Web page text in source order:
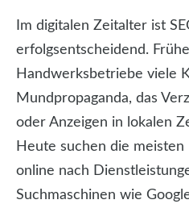
Im digitalen Zeitalter ist
erfolgsentscheidend.
Handwerksbetriebe viele
Mundpropaganda, das
oder Anzeigen in lokalen
Heute suchen die
online nach
Suchmaschinen wie